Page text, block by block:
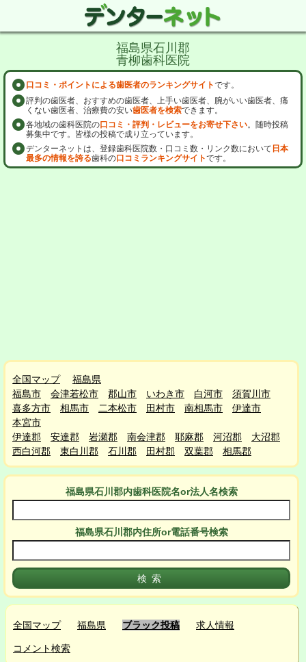
福島県石川郡
青柳歯科医院
口コミ・ポイントによる歯医者のランキングサイトです。
評判の歯医者、おすすめの歯医者、上手い歯医者、腕がいい歯医者、痛
くない歯医者、治療費の安い歯医者を検索できます。
各地域の歯科医院の口コミ・評判・レビューをお寄せ下さい。随時投稿
募集中です。皆様の投稿で成り立っています。
デンターネットは、登録歯科医院数・口コミ数・リンク数において 日本
最多の情報を誇る歯科の口コミランキングサイトです。
全国マップ
福島県
福島市
会津若松市 郡山市 いわき市 白河市
須賀川市
喜多方市
相馬市 二本松市 田村市 南相馬市
伊達市
本宮市
伊達郡
安達郡 岩瀬郡 南会津郡 耶麻郡 河沼郡
大沼郡
西白河郡
東白川郡 石川郡 田村郡 双葉郡 相馬郡
福島県石川郡内歯科医院名or法人名検索
福島県石川郡内住所or電話番号検索
全国マップ 福島県 ブラック投稿 求人情報
コメント検索